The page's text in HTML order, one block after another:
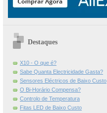
Destaques
X10 - O que é?
Sabe Quanta Electricidade Gasta?
Sensores Eléctricos de Baixo Custo
O Bi-Horário Compensa?
Controlo de Temperatura
Fitas LED de Baixo Custo